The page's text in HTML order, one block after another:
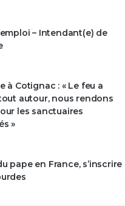
– Intendant(e) de
à Cotignac : « Le feu a
autour, nous rendons
les sanctuaires
»
pape en France, s’inscrire